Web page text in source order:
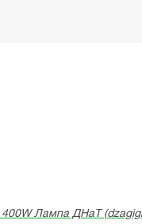
Лампа ДНаТ